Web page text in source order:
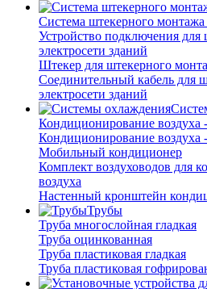
Система штекерного монтажа
Устройство подключения для
электросети зданий
Штекер для штекерного
Соединительный кабель для
электросети зданий
Кондиционирование воздуха
Кондиционирование воздуха
Мобильный кондиционер
Комплект воздуховодов для
воздуха
Настенный кронштейн
Трубы
Труба многослойная гладкая
Труба оцинкованная
Труба пластиковая гладкая
Труба пластиковая